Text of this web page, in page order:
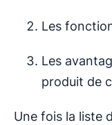
Les
Les
produit de
Une fois la liste